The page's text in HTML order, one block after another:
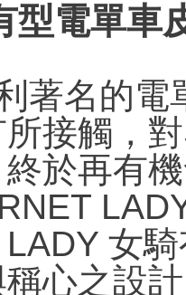
型電單車
著名的
接觸，
於再有
女
心之設